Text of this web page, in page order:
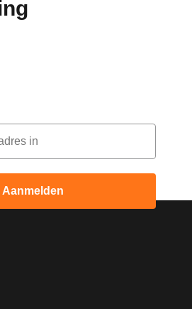
Aanmelden